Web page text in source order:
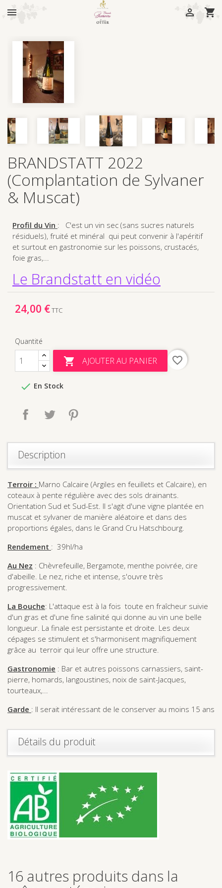
 

BRANDSTATT 2022
(Complantation de Sylvaner
& Muscat)
Profil du Vin : C'est un vin sec (sans sucres naturels
résiduels), fruité et minéral qui peut convenir à l'apéritif
et surtout en gastronomie sur les poissons, crustacés,
foie gras,...
Le Brandstatt en vidéo
24,00 €TTC
Quantité
 AJOUTER AU PANIER favorite_border
 En Stock
Partager Tweet
Description
Terroir : Marno Calcaire (Argiles en feuillets et Calcaire), en
coteaux à pente régulière avec des sols drainants.
Orientation Sud et Sud-Est. Il s'agit d'une vigne plantée en
muscat et sylvaner de manière aléatoire et dans des
proportions égales, dans le Grand Cru Hatschbourg.
Rendement : 39hl/ha
Au Nez : Chèvrefeuille, Bergamote, menthe poivrée, cire
d'abeille. Le nez, riche et intense, s'ouvre très
progressivement.
La Bouche: L'attaque est à la fois toute en fraîcheur suivie
d'un gras et d'une fine salinité qui donne au vin une belle
longueur. La finale est persistante et droite. Les deux
cépages se stimulent et s'harmonisent magnifiquement
grâce au terroir qui leur offre une structure.
Gastronomie : Bar et autres poissons carnassiers, saint-
pierre, homards, langoustines, noix de saint-Jacques,
tourteaux,...
Garde : Il serait intéressant de le conserver au moins 15 ans
Détails du produit
16 autres produits dans la